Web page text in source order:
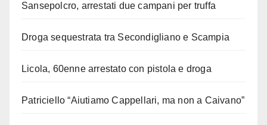
Sansepolcro, arrestati due campani per truffa
Droga sequestrata tra Secondigliano e Scampia
Licola, 60enne arrestato con pistola e droga
Patriciello “Aiutiamo Cappellari, ma non a Caivano”